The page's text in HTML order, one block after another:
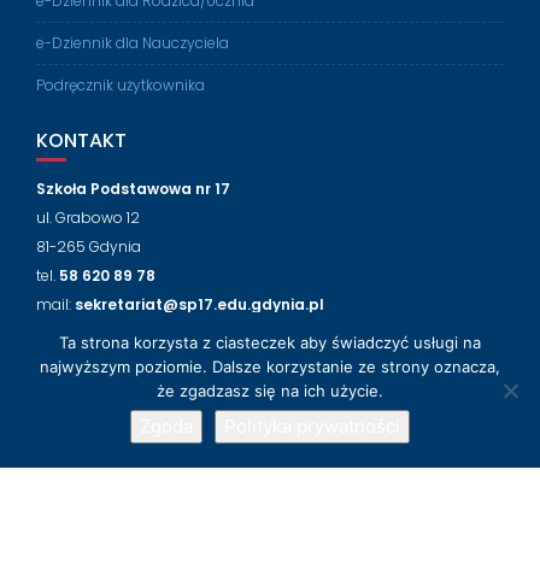
e-Dziennik dla Nauczyciela
Podręcznik użytkownika
KONTAKT
Szkoła Podstawowa nr 17
ul. Grabowo 12
81-265 Gdynia
tel. 58 620 89 78
mail: sekretariat@sp17.edu.gdynia.pl
NASZ FACEBOOK
Ta strona korzysta z ciasteczek aby świadczyć usługi na
najwyższym poziomie. Dalsze korzystanie ze strony oznacza,
że zgadzasz się na ich użycie.